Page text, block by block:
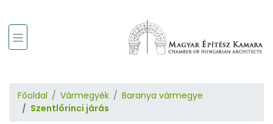
Főoldal Vármegyék
Baranya vármegye
Szentlőrinci járás